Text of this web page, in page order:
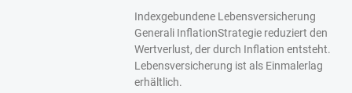
Indexgebundene Lebensversicherung
Generali InflationStrategie reduziert den
Wertverlust, der durch Inflation entsteht.
Lebensversicherung ist als Einmalerlag
erhältlich.